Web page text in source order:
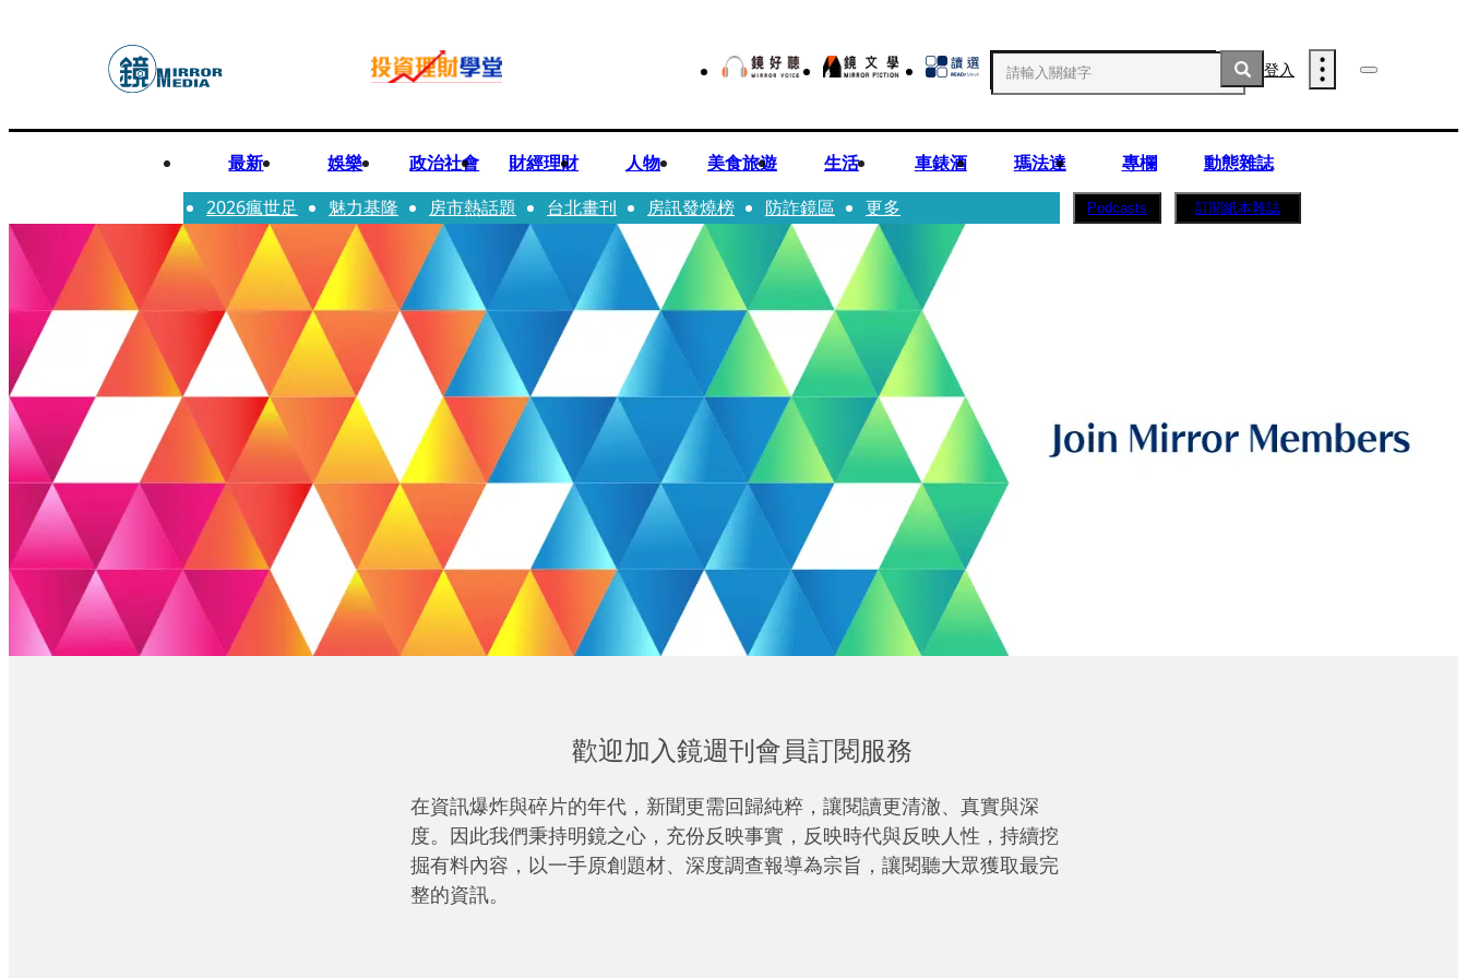
登入
最新 娛樂 政治社會 財經理財 人物 美食旅遊 生活 車錶酒 瑪法達 專欄
動態雜誌
2026瘋世足
魅力基隆 房市熱話題 台北畫刊 房訊發燒榜 防詐鏡區 更多 Podcasts 訂閱紙本雜誌
歡迎加入鏡週刊會員訂閱服務
在資訊爆炸與碎片的年代，新聞更需回歸純粹，讓閱讀更清澈、真實與深
度。因此我們秉持明鏡之心，充份反映事實，反映時代與反映人性，持續挖
掘有料內容，以一手原創題材、深度調查報導為宗旨，讓閱聽大眾獲取最完
整的資訊。